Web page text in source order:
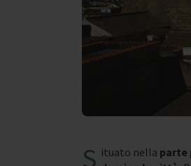
S ituato nella parte